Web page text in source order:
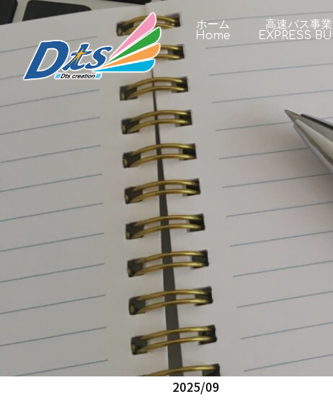
ホーム
Home
高速バス事業
EXPRESS
2025/09